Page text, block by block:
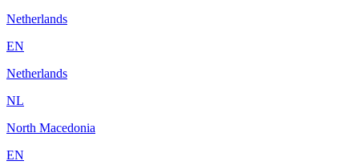
Netherlands
EN
Netherlands
NL
North Macedonia
EN